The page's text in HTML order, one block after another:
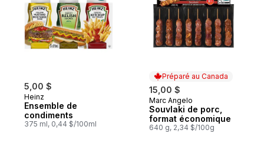
5,00 $
Heinz
Ensemble de
condiments
375 ml, 0,44 $/100ml
Préparé au Canada
15,00 $
Préparé au Canada
Marc Angelo
Souvlaki de porc,
format économique
640 g, 2,34 $/100g